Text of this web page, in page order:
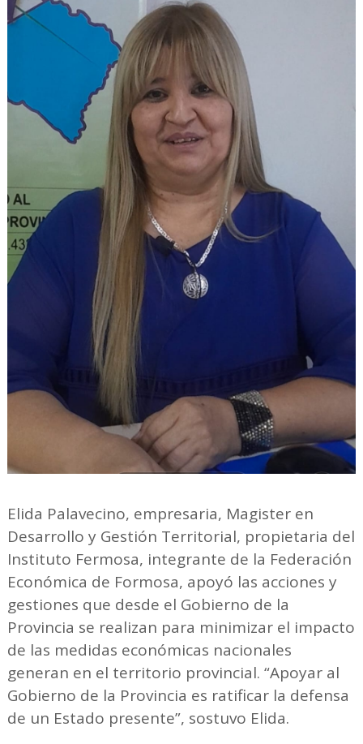
Elida Palavecino, empresaria, Magister en
Desarrollo y Gestión Territorial, propietaria del
Instituto Fermosa, integrante de la Federación
Económica de Formosa, apoyó las acciones y
gestiones que desde el Gobierno de la
Provincia se realizan para minimizar el impacto
de las medidas económicas nacionales
generan en el territorio provincial. “Apoyar al
Gobierno de la Provincia es ratificar la defensa
de un Estado presente”, sostuvo Elida.